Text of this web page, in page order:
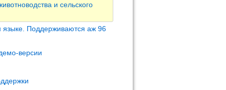
и сельского
Поддерживаются аж 96
версии